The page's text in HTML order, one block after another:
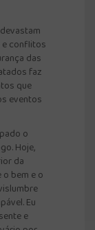
e conflitos
das
faz
que
eventos
o
Hoje,
da
bem e o
Eu
e